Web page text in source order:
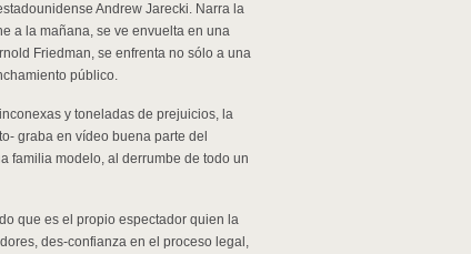
Andrew Jarecki. Narra la
a la mañana, se ve envuelta en una
Friedman, se enfrenta no sólo a una
público.
y toneladas de prejuicios, la
graba en vídeo buena parte del
familia modelo, al derrumbe de todo un
que es el propio espectador quien la
des-confianza en el proceso legal,